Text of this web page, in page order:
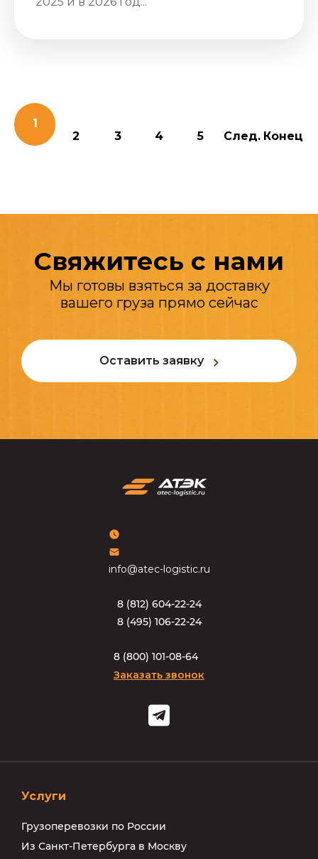
1
2
3 4 5 След. Конец
Свяжитесь с нами
Мы готовы взяться за доставку
вашего груза прямо сейчас
Оставить заявку
info@atec-logistic.ru
8 (812) 604-22-24
8 (495) 106-22-24
8 (800) 101-08-64
Заказать звонок
Услуги
Грузоперевозки по России
Из Санкт-Петербурга в Москву